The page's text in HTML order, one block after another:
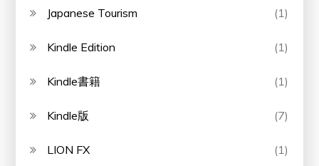
Japanese Tourism (1)
Kindle Edition (1)
Kindle書籍 (1)
Kindle版 (7)
LION FX (1)